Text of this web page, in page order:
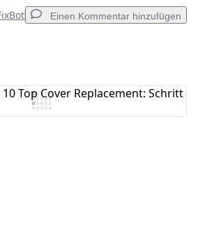
Einen Kommentar hinzufügen